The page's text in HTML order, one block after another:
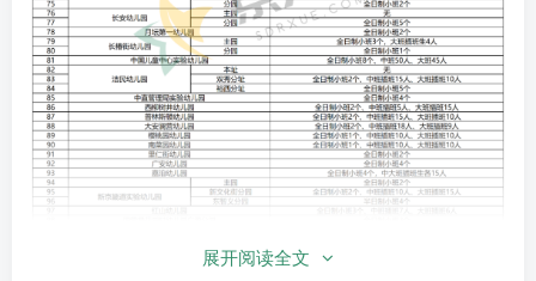
展开阅读全文